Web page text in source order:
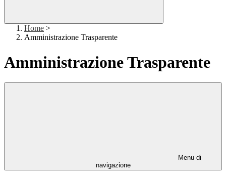
Home >
Amministrazione Trasparente
Amministrazione Trasparente
Menu di
navigazione